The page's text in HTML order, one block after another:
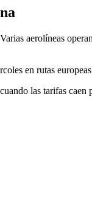
aerolíneas
en rutas
las tarifas caen